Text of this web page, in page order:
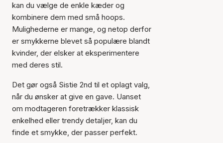
kan du vælge de enkle kæder og
kombinere dem med små hoops.
Mulighederne er mange, og netop derfor
er smykkerne blevet så populære blandt
kvinder, der elsker at eksperimentere
med deres stil.
Det gør også Sistie 2nd til et oplagt valg,
når du ønsker at give en gave. Uanset
om modtageren foretrækker klassisk
enkelhed eller trendy detaljer, kan du
finde et smykke, der passer perfekt.